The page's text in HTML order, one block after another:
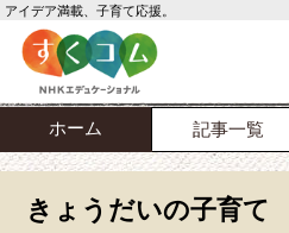
アイデア満載、子育て応援。
ホーム 記事一覧
きょうだいの子育て